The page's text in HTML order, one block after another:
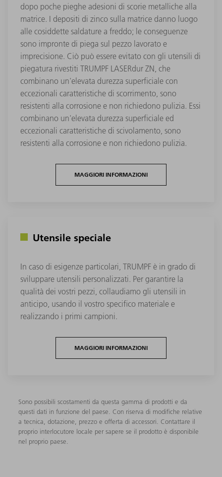
dopo poche pieghe adesioni di scorie metalliche alla
matrice. I depositi di zinco sulla matrice danno luogo
alle cosiddette saldature a freddo; le conseguenze
sono impronte di piega sul pezzo lavorato e
imprecisione. Ciò può essere evitato con gli utensili di
piegatura rivestiti TRUMPF LASERdur ZN, che
combinano un'elevata durezza superficiale con
eccezionali caratteristiche di scorrimento, sono
resistenti alla corrosione e non richiedono pulizia. Essi
combinano un'elevata durezza superficiale ed
eccezionali caratteristiche di scivolamento, sono
resistenti alla corrosione e non richiedono pulizia.
MAGGIORI INFORMAZIONI
Utensile speciale
In caso di esigenze particolari, TRUMPF è in grado di
sviluppare utensili personalizzati. Per garantire la
qualità dei vostri pezzi, collaudiamo gli utensili in
anticipo, usando il vostro specifico materiale e
realizzando i primi campioni.
MAGGIORI INFORMAZIONI
Sono possibili scostamenti da questa gamma di prodotti e da
questi dati in funzione del paese. Con riserva di modifiche relative
a tecnica, dotazione, prezzo e offerta di accessori. Contattare il
proprio interlocutore locale per sapere se il prodotto è disponibile
nel proprio paese.